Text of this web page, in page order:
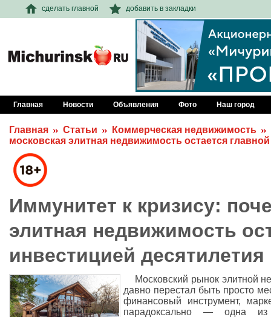
сделать главной добавить в закладки
Главная Новости Объявления Фото Наш город
Главная Статьи
Коммерческая недвижимость
московская элитная недвижимость остается
Иммунитет к кризису:
элитная недвижимость
инвестицией десятилетия
Московский рынок элитной
давно перестал быть просто
финансовый инструмент,
парадоксально — одна из